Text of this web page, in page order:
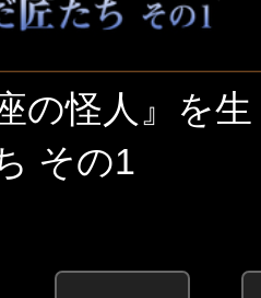
の怪人』を生
その1